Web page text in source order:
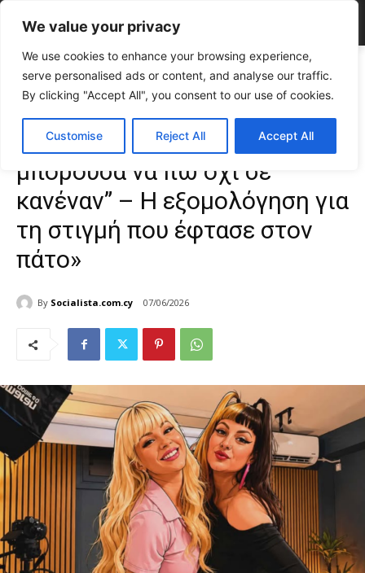
We value your privacy
We use cookies to enhance your browsing experience,
serve personalised ads or content, and analyse our traffic.
By clicking "Accept All", you consent to our use of cookies.
Customise Reject All Accept All
Home CELEBRITIES
Στάλω Πατσιά: “Δεν μπορούσα να πω όχι σε
κανέναν” – Η εξομολόγηση...
Στάλω Πατσιά: “Δεν
μπορούσα να πω όχι σε
κανέναν” – Η εξομολόγηση για
τη στιγμή που έφτασε στον
πάτο»
By Socialista.com.cy 07/06/2026